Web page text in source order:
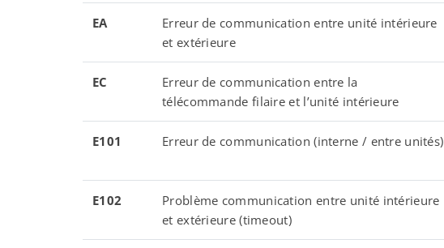
EA
Erreur de communication entre unité intérieure
et extérieure
EC
Erreur de communication entre la
télécommande filaire et l’unité intérieure
E101 Erreur de communication (interne / entre unités)
E102
Problème communication entre unité intérieure
et extérieure (timeout)